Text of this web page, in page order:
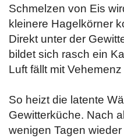
Schmelzen von Eis
kleinere Hagelkörner
Direkt unter der
bildet sich rasch ein
Luft fällt mit
So heizt die latente
Gewitterküche. Nach
wenigen Tagen